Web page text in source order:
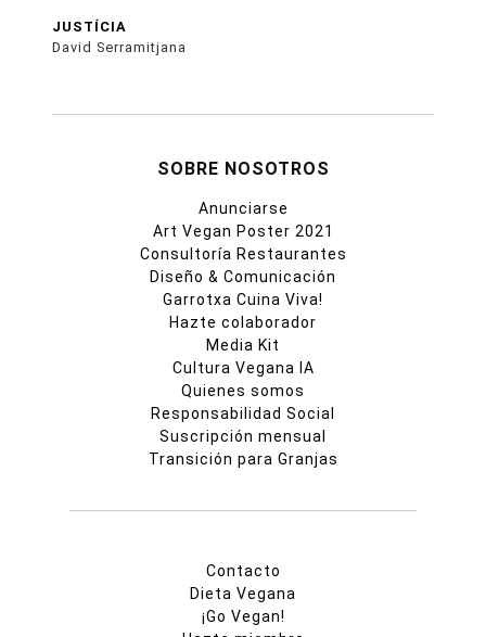
JUSTÍCIA
David Serramitjana
SOBRE NOSOTROS
Anunciarse
Art Vegan Poster 2021
Consultoría Restaurantes
Diseño & Comunicación
Garrotxa Cuina Viva!
Hazte colaborador
Media Kit
Cultura Vegana IA
Quienes somos
Responsabilidad Social
Suscripción mensual
Transición para Granjas
Contacto
Dieta Vegana
¡Go Vegan!